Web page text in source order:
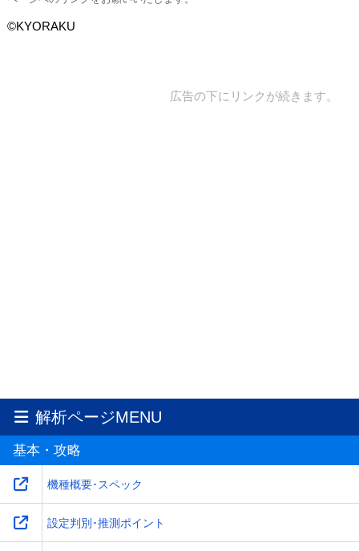
©KYORAKU
広告の下にリンクが続きます。
解析ページMENU
基本・攻略
機種概要･スペック
設定判別･推測ポイント